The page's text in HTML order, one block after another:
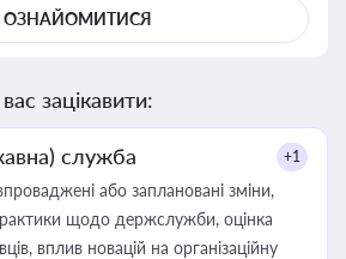
ОЗНАЙОМИТИСЯ
зацікавити:
служба +1
або заплановані зміни,
щодо держслужби, оцінка
вплив новацій на організаційну